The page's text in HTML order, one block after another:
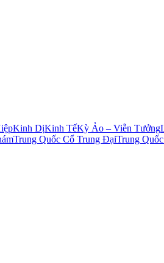
Kinh DịKinh TếKỳ Ảo – Viễn Tưởng
Trung Quốc Cổ Trung ĐạiTrung